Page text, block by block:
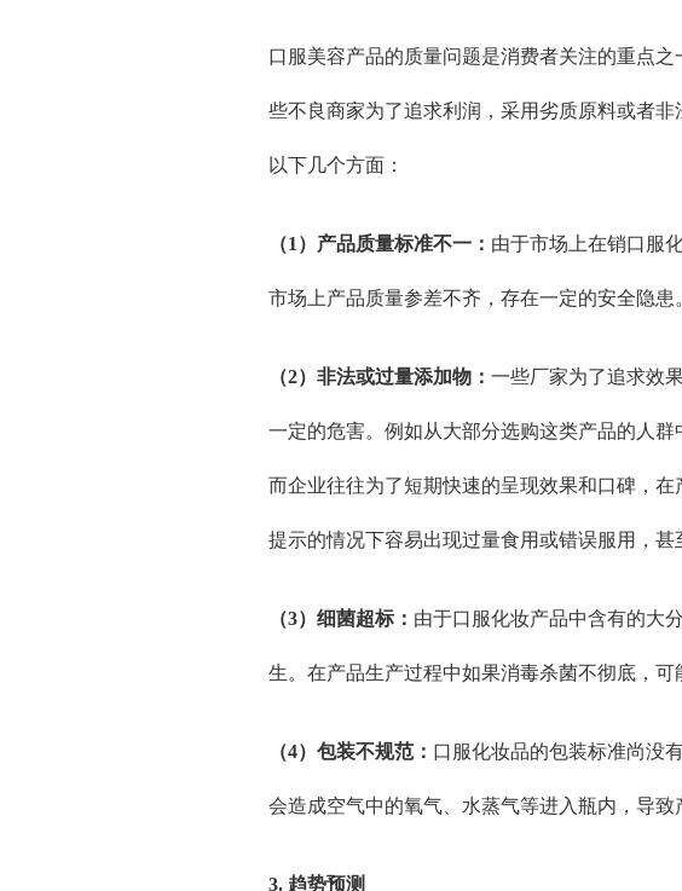
口服美容产品的质量问题是消费者关注的重点
些不良商家为了追求利润，采用劣质原料或者
以下几个方面：
（1）产品质量标准不一： 由于市场上在销口服
市场上产品质量参差不齐，存在一定的安全隐患
（2）非法或过量添加物： 一些厂家为了追求效
一定的危害。例如从大部分选购这类产品的人
而企业往往为了短期快速的呈现效果和口碑，
提示的情况下容易出现过量食用或错误服用，甚
（3）细菌超标： 由于口服化妆产品中含有的大
生。在产品生产过程中如果消毒杀菌不彻底，
（4）包装不规范： 口服化妆品的包装标准尚没
会造成空气中的氧气、水蒸气等进入瓶内，导致
3. 趋势预测